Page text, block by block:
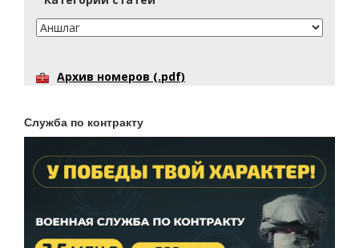
Архив номеров (.pdf)
Служба по контракту